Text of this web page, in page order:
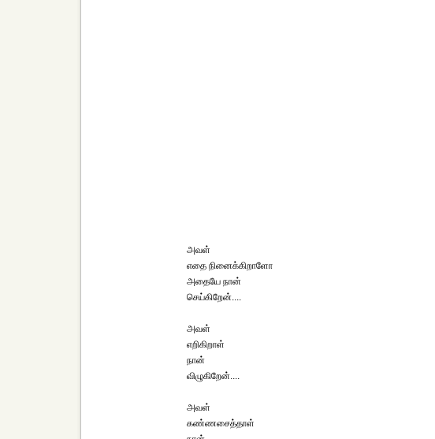
அவள்
எதை நினைக்கிறாளோ
அதையே நான்
செய்கிறேன்....
அவள்
எறிகிறாள்
நான்
விழுகிறேன்....
அவள்
கண்ணசைத்தாள்